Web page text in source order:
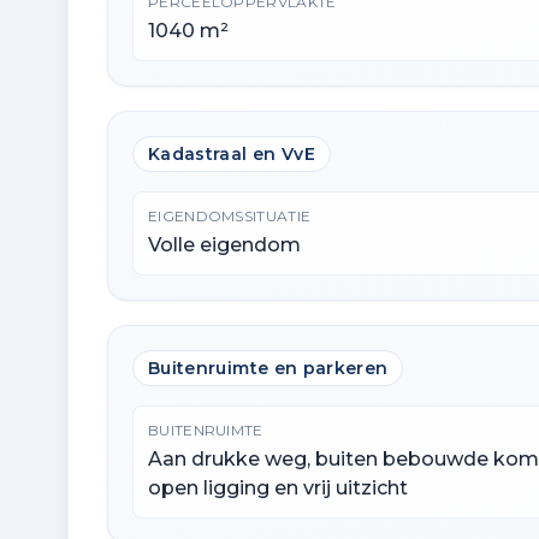
1040 m²
Kadastraal en VvE
EIGENDOMSSITUATIE
Volle eigendom
Buitenruimte en parkeren
BUITENRUIMTE
Aan drukke weg, buiten bebouwde
open ligging en vrij uitzicht